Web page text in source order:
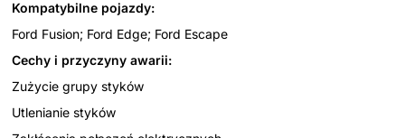
Kompatybilne pojazdy:
Ford Fusion; Ford Edge; Ford Escape
Cechy i przyczyny awarii:
Zużycie grupy styków
Utlenianie styków